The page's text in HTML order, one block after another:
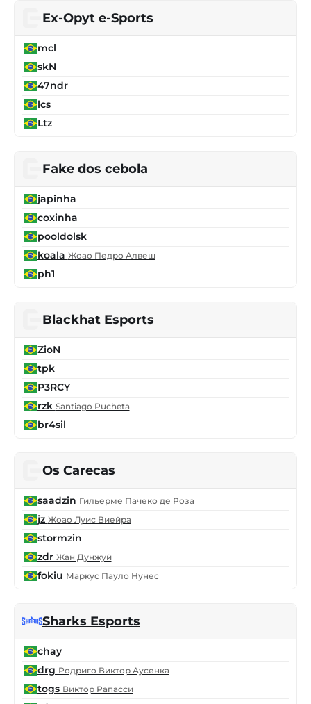
Ex-Opyt e-Sports
mcl
skN
47ndr
lcs
Ltz
Fake dos cebola
japinha
coxinha
pooldolsk
koala Жоао Педро Алвеш
ph1
Blackhat Esports
ZioN
tpk
P3RCY
rzk Santiago Pucheta
br4sil
Os Carecas
saadzin Гильерме Пачеко де Роза
jz Жоао Луис Виейра
stormzin
zdr Жан Дунжуй
fokiu Маркус Пауло Нунес
Sharks Esports
chay
drg Родриго Виктор Аусенка
togs Виктор Рапасси